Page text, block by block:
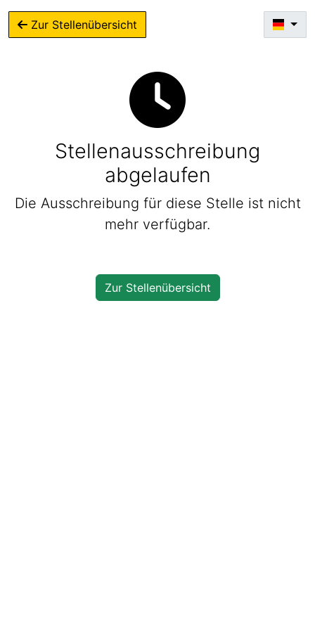
Zur Stellenübersicht
Stellenausschreibung
abgelaufen
Die Ausschreibung für diese Stelle ist nicht
mehr verfügbar.
Zur Stellenübersicht